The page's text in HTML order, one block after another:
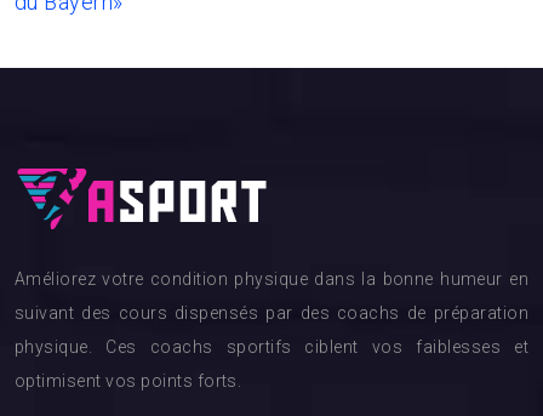
Améliorez votre condition physique dans la bonne humeur en
suivant des cours dispensés par des coachs de préparation
physique. Ces coachs sportifs ciblent vos faiblesses et
optimisent vos points forts.